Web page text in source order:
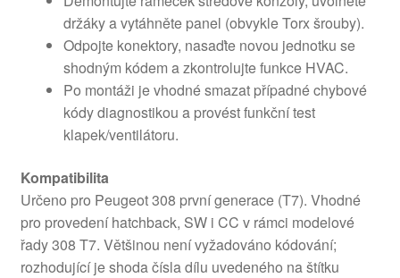
držáky a vytáhněte panel (obvykle Torx šrouby).
Odpojte konektory, nasaďte novou jednotku se
shodným kódem a zkontrolujte funkce HVAC.
Po montáži je vhodné smazat případné chybové
kódy diagnostikou a provést funkční test
klapek/ventilátoru.
Kompatibilita
Určeno pro Peugeot 308 první generace (T7). Vhodné
pro provedení hatchback, SW i CC v rámci modelové
řady 308 T7. Většinou není vyžadováno kódování;
rozhodující je shoda čísla dílu uvedeného na štítku